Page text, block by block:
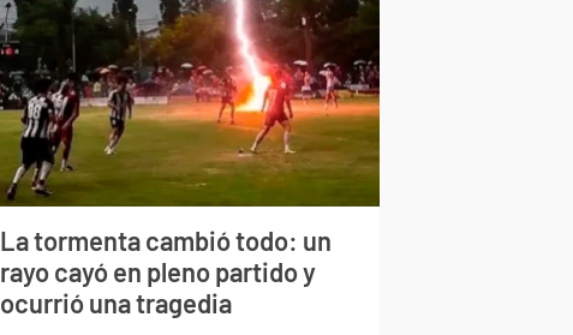
La tormenta cambió todo: un
rayo cayó en pleno partido y
ocurrió una tragedia